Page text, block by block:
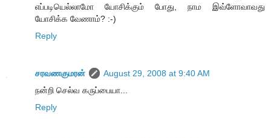
எப்படியெல்லாமோ யோசிக்கும் போது, நாம இவ்ளோவாவது
யோசிக்க வேணாம்? :-)
Reply
சரவணகுமரன்
August 29, 2008 at 9:40 AM
நன்றி செல்வ கருப்பையா...
Reply